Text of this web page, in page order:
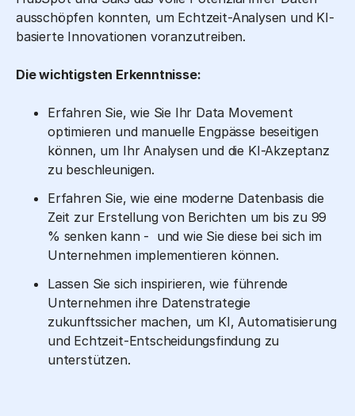
ausschöpfen konnten, um Echtzeit-Analysen und KI-
basierte Innovationen voranzutreiben.
Die wichtigsten Erkenntnisse:
Erfahren Sie, wie Sie Ihr Data Movement
optimieren und manuelle Engpässe beseitigen
können, um Ihr Analysen und die KI-Akzeptanz
zu beschleunigen.
Erfahren Sie, wie eine moderne Datenbasis die
Zeit zur Erstellung von Berichten um bis zu 99
% senken kann - und wie Sie diese bei sich im
Unternehmen implementieren können.
Lassen Sie sich inspirieren, wie führende
Unternehmen ihre Datenstrategie
zukunftssicher machen, um KI, Automatisierung
und Echtzeit-Entscheidungsfindung zu
unterstützen.